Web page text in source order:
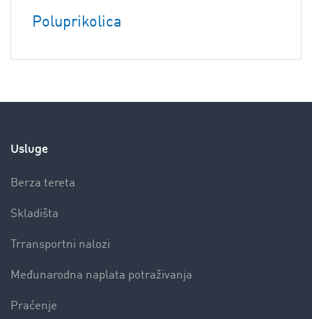
Poluprikolica
Usluge
Berza tereta
Skladišta
Trransportni nalozi
Međunarodna naplata potraživanja
Praćenje